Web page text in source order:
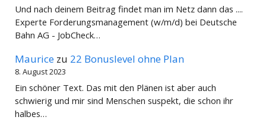
Und nach deinem Beitrag findet man im Netz dann das ....
Experte Forderungsmanagement (w/m/d) bei Deutsche
Bahn AG - JobCheck…
Maurice zu 22 Bonuslevel ohne Plan
8. August 2023
Ein schöner Text. Das mit den Plänen ist aber auch
schwierig und mir sind Menschen suspekt, die schon ihr
halbes…